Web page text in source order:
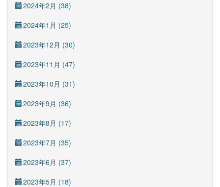
2024年2月 (38)
2024年1月 (25)
2023年12月 (30)
2023年11月 (47)
2023年10月 (31)
2023年9月 (36)
2023年8月 (17)
2023年7月 (35)
2023年6月 (37)
2023年5月 (18)